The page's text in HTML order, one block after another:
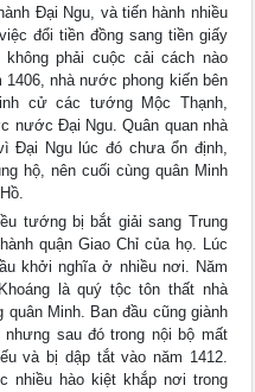
Đại Ngu, và tiến hành nhiều
đổi tiền đồng sang tiền giấy
không phải cuộc cải cách nào
nhà nước phong kiến bên
cử các tướng Mộc Thạnh,
nước Đại Ngu. Quân quan nhà
Đại Ngu lúc đó chưa ổn định,
hộ, nên cuối cùng quân Minh
tướng bị bắt giải sang Trung
quận Giao Chỉ của họ. Lúc
khởi nghĩa ở nhiều nơi. Năm
là quý tộc tôn thất nhà
Minh. Ban đầu cũng giành
sau đó trong nội bộ mất
và bị dập tắt vào năm 1412.
nhiều hào kiệt khắp nơi trong